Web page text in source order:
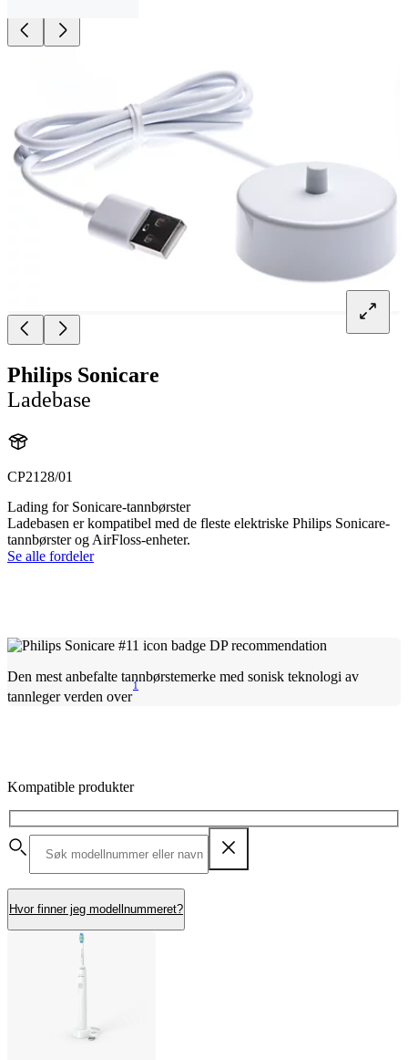
Philips Sonicare
Ladebase
CP2128/01
Lading for Sonicare-tannbørster
Ladebasen er kompatibel med de fleste elektriske Philips Sonicare-
tannbørster og AirFloss-enheter.
Se alle fordeler
Den mest anbefalte tannbørstemerke med sonisk teknologi av
tannleger verden over
1
Kompatible produkter
Hvor finner jeg modellnummeret?